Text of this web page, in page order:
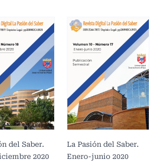
del Saber.
2020
La Pasión del Saber.
Enero-junio 2020